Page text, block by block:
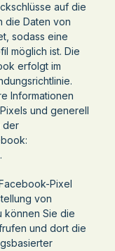
auf die
die Daten von
sodass eine
möglich ist. Die
erfolgt im
Informationen
und generell
der
.
Pixel
von
können Sie die
und dort die